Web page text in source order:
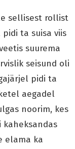
sellisest rollist
ta suisa viis
suurema
seisund oli
pidi ta
aegadel
noorim, kes
kaheksandas
elama ka